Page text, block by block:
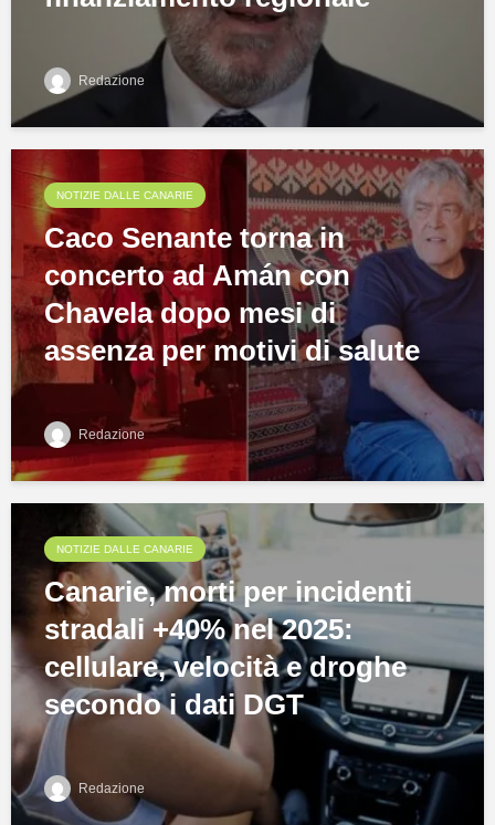
Redazione
NOTIZIE DALLE CANARIE
Caco Senante torna in
concerto ad Amán con
Chavela dopo mesi di
assenza per motivi di salute
Redazione
NOTIZIE DALLE CANARIE
Canarie, morti per incidenti
stradali +40% nel 2025:
cellulare, velocità e droghe
secondo i dati DGT
Redazione